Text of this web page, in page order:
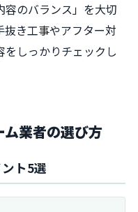
容のバランス」を大切
き工事やアフター対
しっかりチェックし
業者の選び方
ト5選